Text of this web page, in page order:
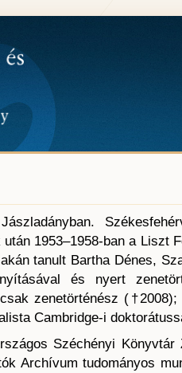
1953–1958-ban a Liszt
tanult Bartha Dénes,
és nyert
zenetörténész
Cambridge-i
Széchényi Könyvtár
Archívum tudományos